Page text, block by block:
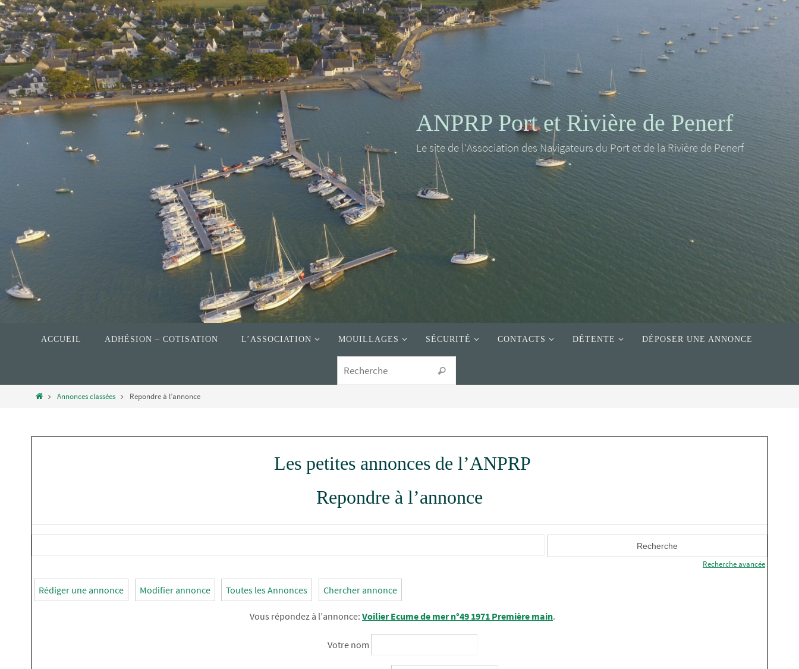
ANPRP Port et Rivière de Penerf
Le site de l'Association des Navigateurs du Port et de la Rivière de Penerf
ACCUEIL ADHÉSION – COTISATION L’ASSOCIATION MOUILLAGES SÉCURITÉ CONTACTS DÉTENTE DÉPOSER UNE ANNONCE
Annonces classées Repondre à l’annonce
Les petites annonces de l’ANPRP
Repondre à l’annonce
Recherche avancée
Rédiger une annonce Modifier annonce Toutes les Annonces Chercher annonce
Vous répondez à l’annonce: Voilier Ecume de mer n°49 1971 Première main.
Votre nom